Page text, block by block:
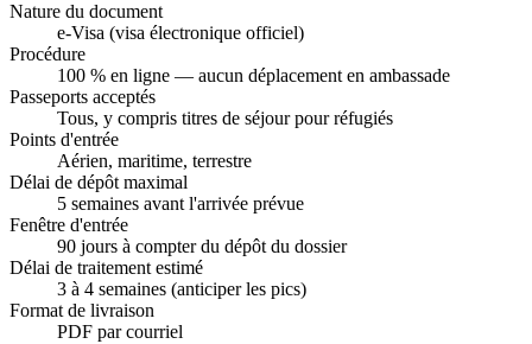
Nature du document
e-Visa (visa électronique officiel)
Procédure
100 % en ligne — aucun déplacement en ambassade
Passeports acceptés
Tous, y compris titres de séjour pour réfugiés
Points d'entrée
Aérien, maritime, terrestre
Délai de dépôt maximal
5 semaines avant l'arrivée prévue
Fenêtre d'entrée
90 jours à compter du dépôt du dossier
Délai de traitement estimé
3 à 4 semaines (anticiper les pics)
Format de livraison
PDF par courriel